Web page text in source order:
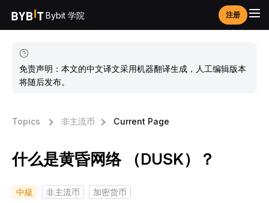
Bybit 学院 注册
免责声明：本文的中文译文采用机器翻译生成，人工编辑版本
将随后发布。
Topics 非主流币 Current Page
什么是黄昏网络 （DUSK）？
中級 非主流币
加密货币